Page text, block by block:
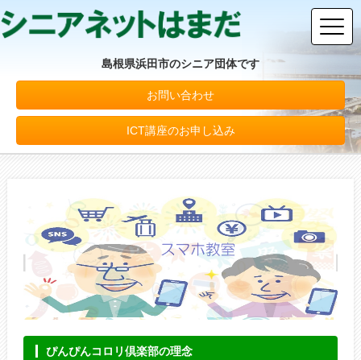
お問い合わせ
ICT講座のお申し込み
島根県浜田市のシニア団体です
ぴんぴんコロリ倶楽部の理念